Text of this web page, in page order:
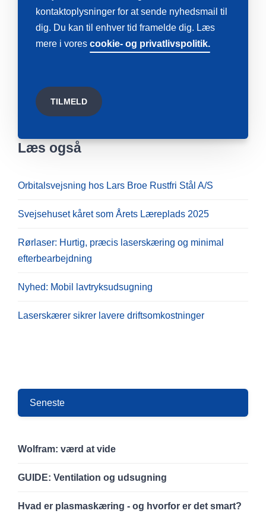
kontaktoplysninger for at sende nyhedsmail til
dig. Du kan til enhver tid framelde dig. Læs
mere i vores cookie- og privatlivspolitik.
Læs også
Orbitalsvejsning hos Lars Broe Rustfri Stål A/S
Svejsehuset kåret som Årets Læreplads 2025
Rørlaser: Hurtig, præcis laserskæring og minimal
efterbearbejdning
Nyhed: Mobil lavtryksudsugning
Laserskærer sikrer lavere driftsomkostninger
Seneste
Wolfram: værd at vide
GUIDE: Ventilation og udsugning
Hvad er plasmaskæring - og hvorfor er det smart?